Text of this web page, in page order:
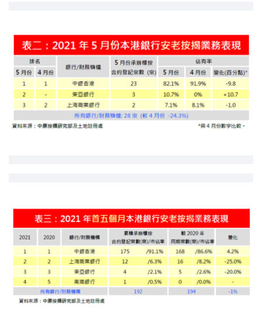
按揭工具
按揭計算
轉按計算
印花稅計算
免費物業估價
下載中心